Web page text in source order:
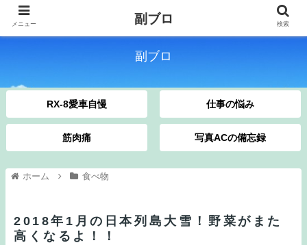
副ブロ
RX-8愛車自慢 仕事の悩み
筋肉痛 写真ACの備忘録
ホーム 食べ物
2018年1月の日本列島大雪！野菜がまた
高くなるよ！！
メニュー 副ブロ 検索